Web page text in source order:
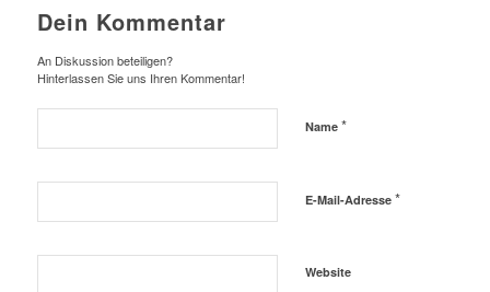
Dein Kommentar
An Diskussion beteiligen?
Hinterlassen Sie uns Ihren Kommentar!
Name *
E-Mail-Adresse *
Website